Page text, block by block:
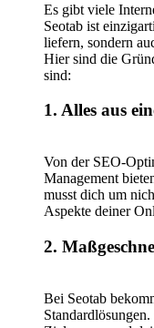
Es gibt viele
Seotab ist
liefern, sondern
Hier sind die
sind:
1. Alles aus
Von der SEO-
Management
musst dich um
Aspekte deiner
2.
Bei Seotab